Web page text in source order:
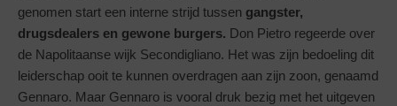
genomen start een interne strijd tussen gangster,
drugsdealers en gewone burgers. Don Pietro regeerde over
de Napolitaanse wijk Secondigliano. Het was zijn bedoeling dit
leiderschap ooit te kunnen overdragen aan zijn zoon, genaamd
Gennaro. Maar Gennaro is vooral druk bezig met het uitgeven